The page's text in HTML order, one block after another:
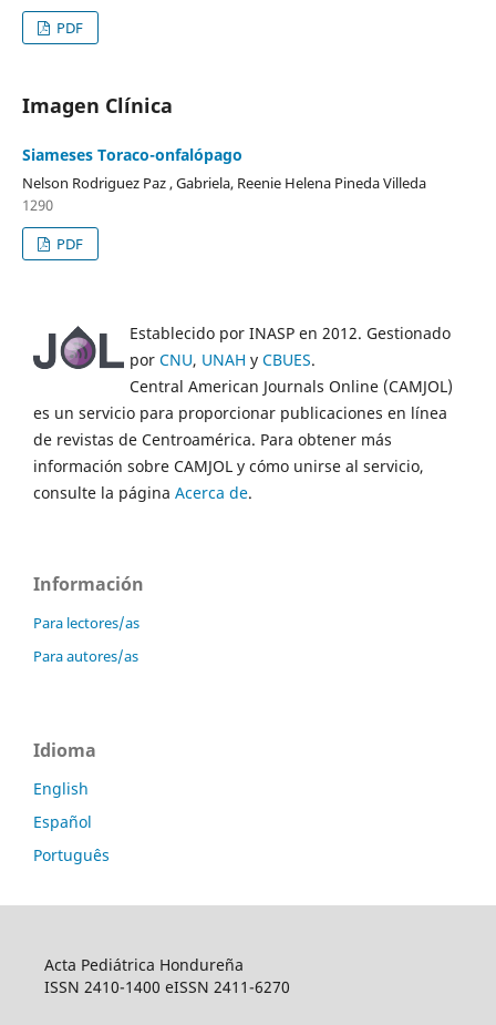
PDF
Imagen Clínica
Siameses Toraco-onfalópago
Nelson Rodriguez Paz , Gabriela, Reenie Helena Pineda Villeda
1290
PDF
Establecido por INASP en 2012. Gestionado
por CNU, UNAH y CBUES.
Central American Journals Online (CAMJOL)
es un servicio para proporcionar publicaciones en línea
de revistas de Centroamérica. Para obtener más
información sobre CAMJOL y cómo unirse al servicio,
consulte la página Acerca de.
Información
Para lectores/as
Para autores/as
Idioma
English
Español
Português
Acta Pediátrica Hondureña
ISSN 2410-1400 eISSN 2411-6270